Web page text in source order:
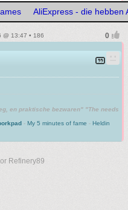
AliExpress - die hebben
@ 13:47 • 186
en praktische bezwaren" "The needs
- My 5 minutes of fame - Heldin
Refinery89